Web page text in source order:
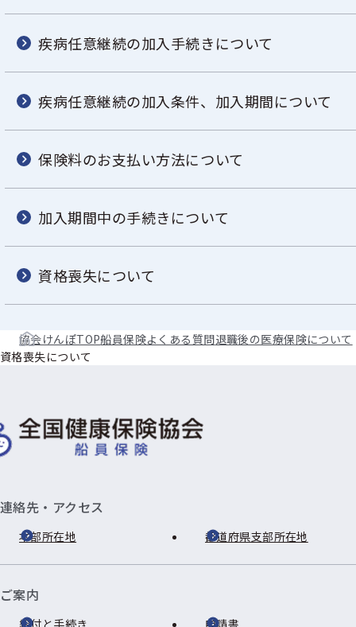
疾病任意継続の加入手続きについて
疾病任意継続の加入条件、加入期間について
保険料のお支払い方法について
加入期間中の手続きについて
資格喪失について
協会けんぽTOP船員保険よくある質問退職後の医療保険について
資格喪失について
連絡先・アクセス
本部所在地 都道府県支部所在地
ご案内
給付と手続き 申請書